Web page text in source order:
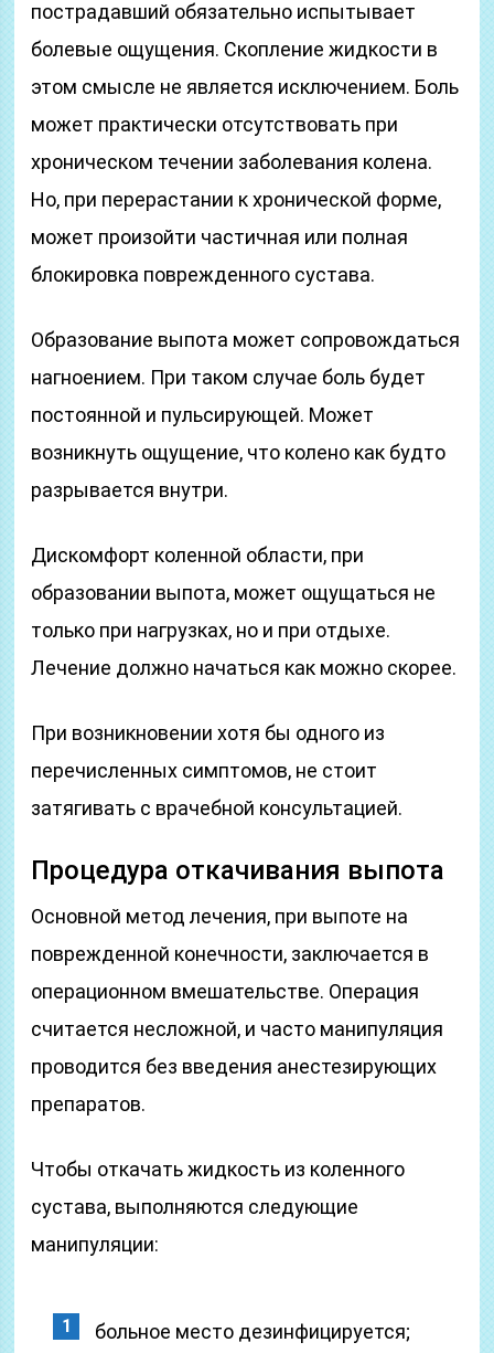
пострадавший обязательно испытывает
болевые ощущения. Скопление жидкости в
этом смысле не является исключением. Боль
может практически отсутствовать при
хроническом течении заболевания колена.
Но, при перерастании к хронической форме,
может произойти частичная или полная
блокировка поврежденного сустава.
Образование выпота может сопровождаться
нагноением. При таком случае боль будет
постоянной и пульсирующей. Может
возникнуть ощущение, что колено как будто
разрывается внутри.
Дискомфорт коленной области, при
образовании выпота, может ощущаться не
только при нагрузках, но и при отдыхе.
Лечение должно начаться как можно скорее.
При возникновении хотя бы одного из
перечисленных симптомов, не стоит
затягивать с врачебной консультацией.
Процедура откачивания выпота
Основной метод лечения, при выпоте на
поврежденной конечности, заключается в
операционном вмешательстве. Операция
считается несложной, и часто манипуляция
проводится без введения анестезирующих
препаратов.
Чтобы откачать жидкость из коленного
сустава, выполняются следующие
манипуляции:
больное место дезинфицируется;